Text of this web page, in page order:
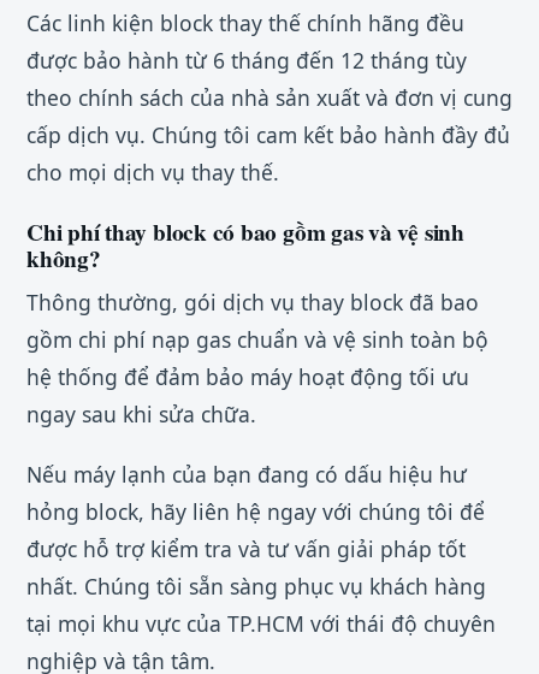
Các linh kiện block thay thế chính hãng đều
được bảo hành từ 6 tháng đến 12 tháng tùy
theo chính sách của nhà sản xuất và đơn vị cung
cấp dịch vụ. Chúng tôi cam kết bảo hành đầy đủ
cho mọi dịch vụ thay thế.
Chi phí thay block có bao gồm gas và vệ sinh
không?
Thông thường, gói dịch vụ thay block đã bao
gồm chi phí nạp gas chuẩn và vệ sinh toàn bộ
hệ thống để đảm bảo máy hoạt động tối ưu
ngay sau khi sửa chữa.
Nếu máy lạnh của bạn đang có dấu hiệu hư
hỏng block, hãy liên hệ ngay với chúng tôi để
được hỗ trợ kiểm tra và tư vấn giải pháp tốt
nhất. Chúng tôi sẵn sàng phục vụ khách hàng
tại mọi khu vực của TP.HCM với thái độ chuyên
nghiệp và tận tâm.